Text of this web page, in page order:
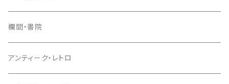
欄間・書院
アンティーク・レトロ